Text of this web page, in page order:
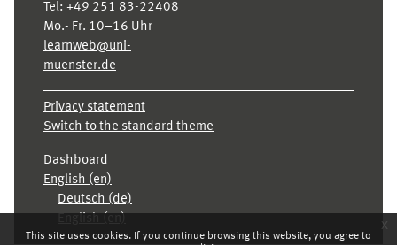
This site uses cookies. If you continue browsing this website, you agree to
x
Tel: +49 251 83-22408
Mo.- Fr. 10–16 Uhr
learnweb@uni-
muenster.de
Privacy statement
Switch to the standard theme
Dashboard
English ‎(en)‎
Deutsch ‎(de)‎